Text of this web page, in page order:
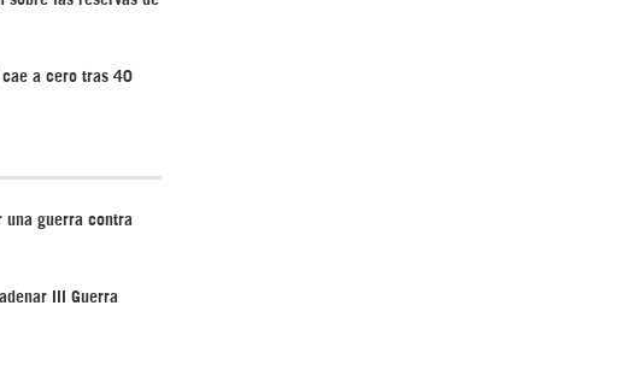
cae a cero tras 40
una guerra contra
III Guerra